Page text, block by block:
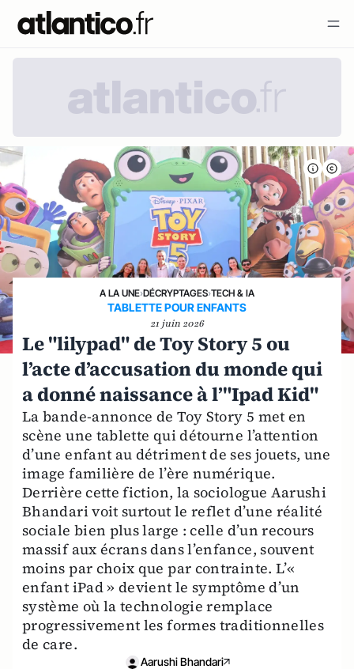
A LA UNE›DÉCRYPTAGES›TECH & IA
TABLETTE POUR ENFANTS
21 juin 2026
Le "lilypad" de Toy Story 5 ou
l’acte d’accusation du monde qui
a donné naissance à l’"Ipad Kid"
La bande-annonce de Toy Story 5 met en
scène une tablette qui détourne l’attention
d’une enfant au détriment de ses jouets, une
image familière de l’ère numérique.
Derrière cette fiction, la sociologue Aarushi
Bhandari voit surtout le reflet d’une réalité
sociale bien plus large : celle d’un recours
massif aux écrans dans l’enfance, souvent
moins par choix que par contrainte. L’«
enfant iPad » devient le symptôme d’un
système où la technologie remplace
progressivement les formes traditionnelles
de care.
Aarushi Bhandari